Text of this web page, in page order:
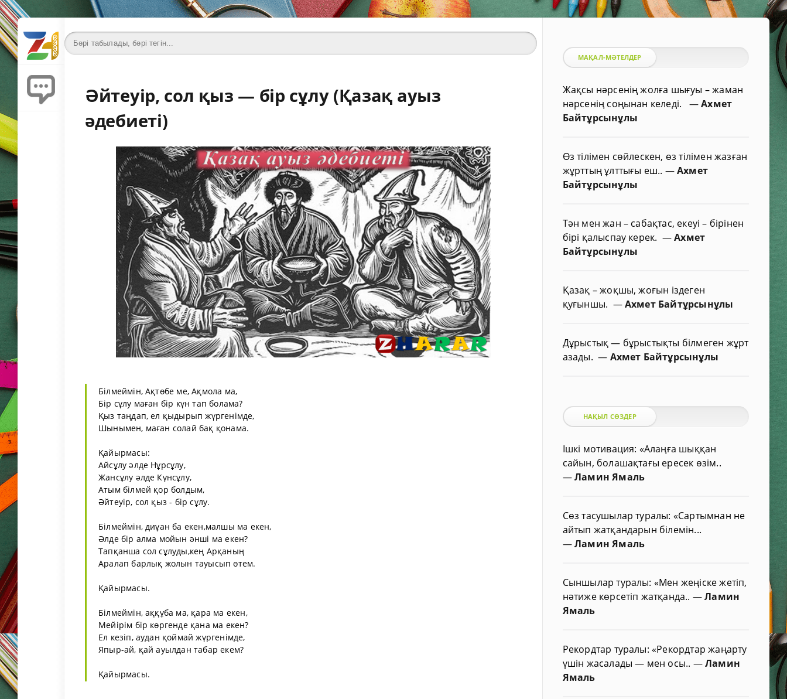
Әйтеуір, сол қыз — бір сұлу (Қазақ ауыз
әдебиеті)
Білмеймін, Ақтөбе ме, Ақмола ма,
Бір сұлу маған бір күн тап болама?
Қыз таңдап, ел қыдырып жүргенімде,
Шынымен, маған солай бақ қонама.
Қайырмасы:
Айсұлу әлде Нұрсұлу,
Жансұлу әлде Күнсұлу,
Атым білмей қор болдым,
Әйтеуір, сол қыз - бір сұлу.
Білмеймін, диұан ба екен,малшы ма екен,
Әлде бір алма мойын әнші ма екен?
Тапқанша сол сұлуды,кең Арқаның
Аралап барлық жолын тауысып өтем.
Қайырмасы.
Білмеймін, аққұба ма, қара ма екен,
Мейірім бір көргенде қана ма екен?
Ел кезіп, аудан қоймай жүргенімде,
Япыр-ай, қай ауылдан табар екем?
Қайырмасы.
МАҚАЛ-МӘТЕЛДЕР
Жақсы нәрсенің жолға шығуы – жаман
нәрсенің соңынан келеді. —Ахмет
Байтұрсынұлы
Өз тілімен сөйлескен, өз тілімен жазған
жұрттың ұлттығы еш.. —Ахмет
Байтұрсынұлы
Тән мен жан – сабақтас, екеуі – бірінен
бірі қалыспау керек. —Ахмет
Байтұрсынұлы
Қазақ – жоқшы, жоғын іздеген
қуғыншы. —Ахмет Байтұрсынұлы
Дұрыстық — бұрыстықты білмеген жұрт
азады.— Ахмет Байтұрсынұлы
НАҚЫЛ СӨЗДЕР
Ішкі мотивация: «Алаңға шыққан
сайын, болашақтағы ересек өзім..
—Ламин Ямаль
Сөз тасушылар туралы: «Сартымнан не
айтып жатқандарын білемін...
—Ламин Ямаль
Сыншылар туралы: «Мен жеңіске жетіп,
нәтиже көрсетіп жатқанда.. —Ламин
Ямаль
Рекордтар туралы: «Рекордтар жаңарту
үшін жасалады — мен осы.. —Ламин
Ямаль